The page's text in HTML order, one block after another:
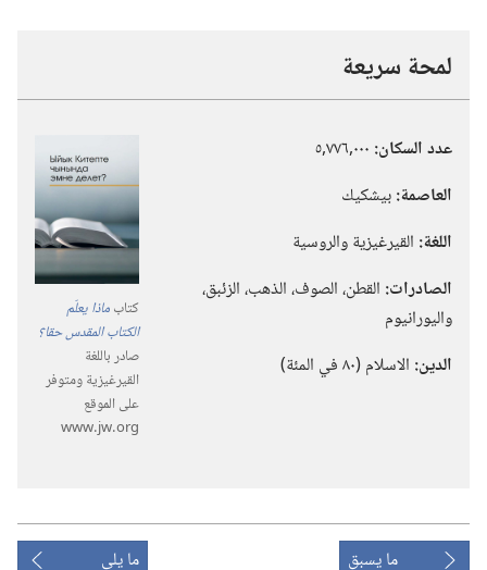
لمحة سريعة
كتابماذا يعلّم
الكتاب المقدس حقا؟‏
صادر باللغة
القيرغيزية ومتوفر
على الموقع
www.‎jw.‎org
عدد السكان:‏
العاصمة:‏بيشكيك
اللغة:‏ القيرغيزية والروسية
الصادرات:‏ القطن،‏ الصوف،‏ الذهب،‏ الزئبق،‏
واليورانيوم
الدين:‏ الاسلام (‏٨٠ في المئة)‏
ما يسبق ما يلي